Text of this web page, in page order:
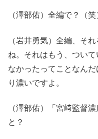
（澤部佑）全編で？（笑
（岩井勇気）全編、そ
ね。それはもう、つい
なかったってことなん
り濃いですよ。
（澤部佑）「宮﨑監督
と？